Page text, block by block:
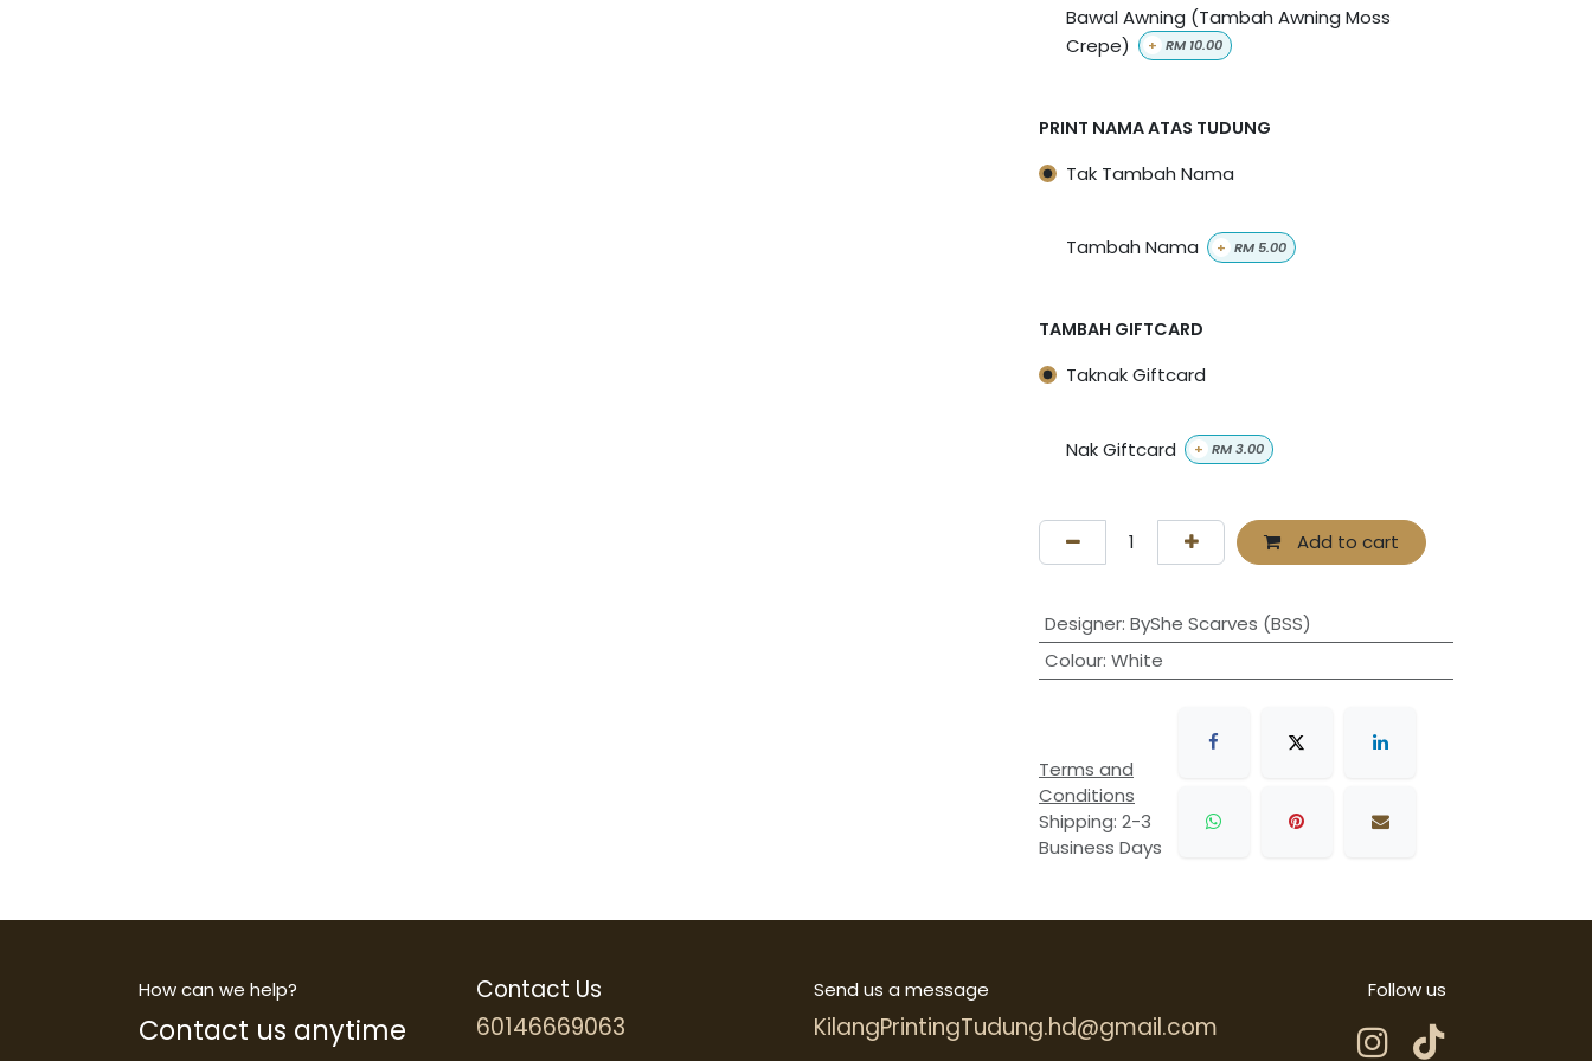
Bawal Awning (Tambah Awning Moss
Crepe)
+ RM 10.00
PRINT NAMA ATAS TUDUNG
Tak Tambah Nama
Tambah Nama + RM5.00
TAMBAH GIFTCARD
Taknak Giftcard
Nak Giftcard + RM3.00
Add to cart
Designer: ByShe Scarves (BSS)
Colour: White
Terms and
Conditions
Shipping: 2-3
Business Days
How can we help?
Contact us anytime
Contact Us
60146669063
Send us a message
KilangPrintingTudung.hd@gmail.com
Follow us